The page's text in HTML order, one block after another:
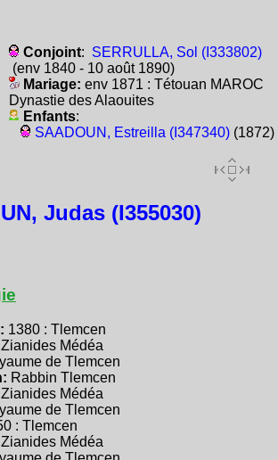
Conjoint: SERRULLA, Sol (I333802)
(env 1840 - 10 août 1890)
Mariage: env 1871 : Tétouan MAROC
Dynastie des Alaouites
Enfants:
SAADOUN, Estreilla (I347340)(1872)
Judas (I355030)
1380 : Tlemcen
Médéa
de Tlemcen
Rabbin Tlemcen
Médéa
de Tlemcen
: Tlemcen
Médéa